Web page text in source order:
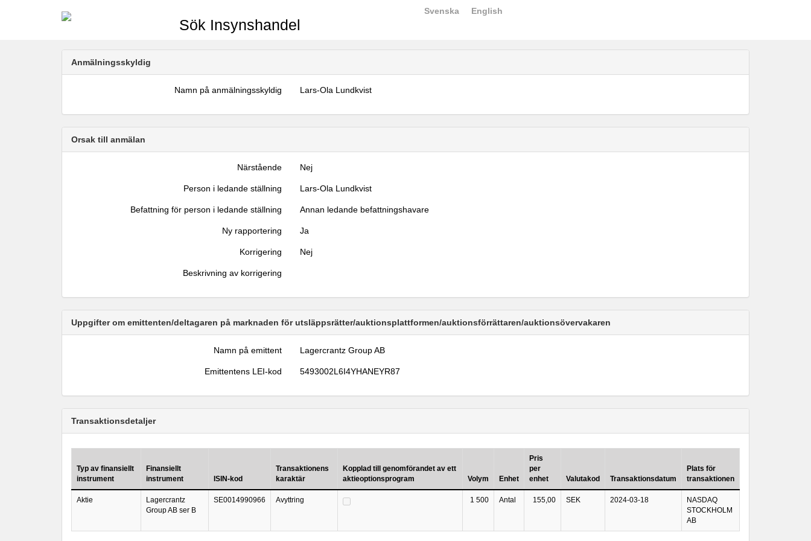
Sök Insynshandel
Svenska English
Anmälningsskyldig
Namn på anmälningsskyldig Lars-Ola Lundkvist
Orsak till anmälan
Närstående Nej
Person i ledande ställning Lars-Ola Lundkvist
Befattning för person i ledande ställning Annan ledande befattningshavare
Ny rapportering Ja
Korrigering Nej
Beskrivning av korrigering
Uppgifter om emittenten/deltagaren på marknaden för utsläppsrätter/auktionsplattformen/auktionsförrättaren/auktionsövervakaren
Namn på emittent Lagercrantz Group AB
Emittentens LEI-kod 5493002L6I4YHANEYR87
Transaktionsdetaljer
Typ av finansiellt
instrument
Finansiellt
instrument
ISIN-kod
Transaktionens
karaktär
Kopplad till genomförandet av ett
aktieoptionsprogram
Volym Enhet
Pris
per
enhet
Valutakod Transaktionsdatum
Plats för
transaktionen
Aktie
Lagercrantz
Group AB ser B
SE0014990966 Avyttring 1 500 Antal 155,00 SEK 2024-03-18
NASDAQ
STOCKHOLM
AB